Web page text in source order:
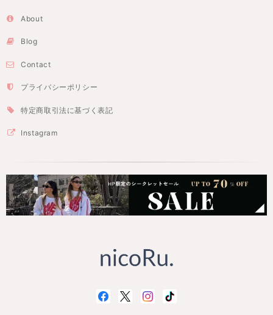
About
Blog
Contact
プライバシーポリシー
特定商取引法に基づく表記
Instagram